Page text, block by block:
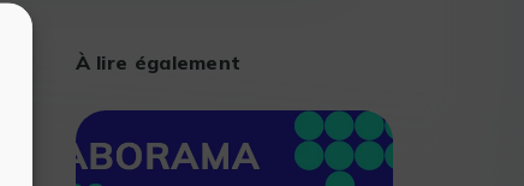
À lire également